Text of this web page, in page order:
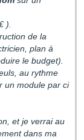
).
de la
plan à
le budget).
au rythme
un module par ci
et je verrai au
dans ma